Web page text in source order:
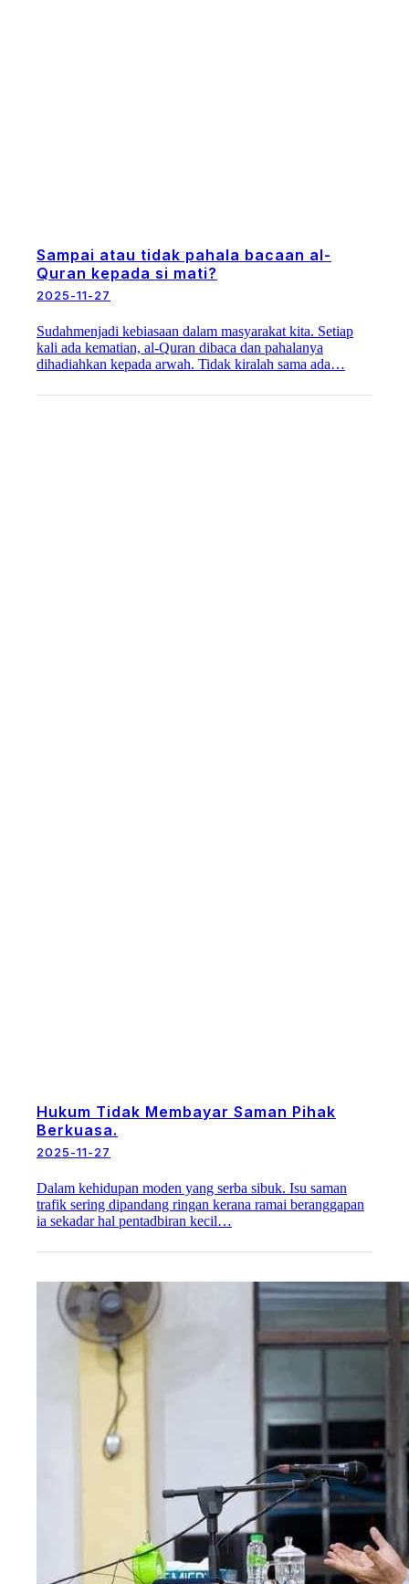
Sampai atau tidak pahala bacaan al-
Quran kepada si mati?
2025-11-27
Sudahmenjadi kebiasaan dalam masyarakat kita. Setiap
kali ada kematian, al-Quran dibaca dan pahalanya
dihadiahkan kepada arwah. Tidak kiralah sama ada…
Hukum Tidak Membayar Saman Pihak
Berkuasa.
2025-11-27
Dalam kehidupan moden yang serba sibuk. Isu saman
trafik sering dipandang ringan kerana ramai beranggapan
ia sekadar hal pentadbiran kecil…